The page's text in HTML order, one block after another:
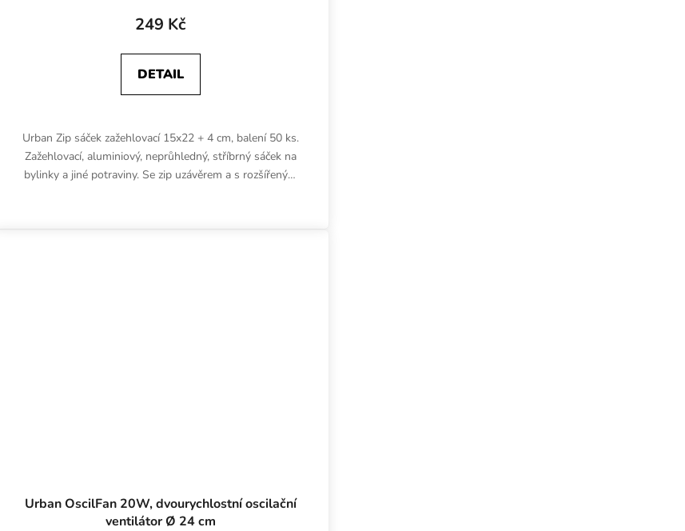
249 Kč
DETAIL
Urban Zip sáček zažehlovací 15x22 + 4 cm, balení 50 ks.
Zažehlovací, aluminiový, neprůhledný, stříbrný sáček na
bylinky a jiné potraviny. Se zip uzávěrem a s rozšířeným
Urban OscilFan 20W, dvourychlostní oscilační
ventilátor Ø 24 cm